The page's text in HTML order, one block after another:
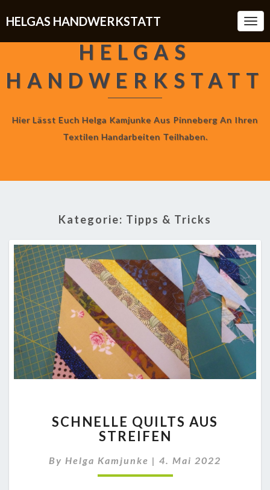
HELGAS HANDWERKSTATT
HELGAS
HANDWERKSTATT
Hier Lässt Euch Helga Kamjunke Aus Pinneberg An Ihren
Textilen Handarbeiten Teilhaben.
Kategorie: Tipps & Tricks
QUILTS
AUS
SCHNELLE QUILTS AUS
STREIFEN
By Helga Kamjunke | 4. Mai 2022